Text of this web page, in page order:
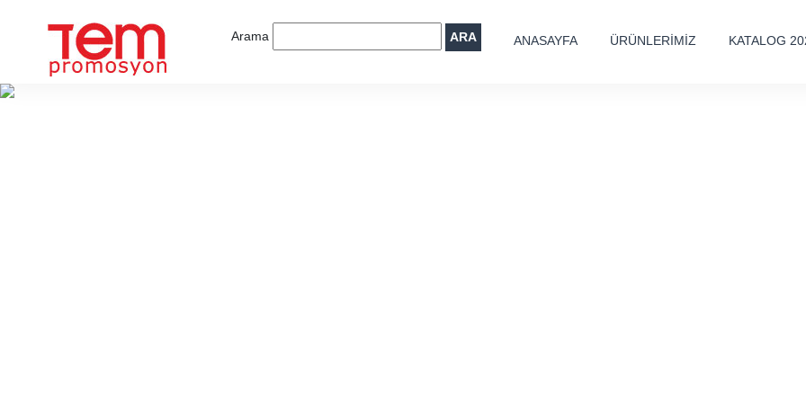
Arama ARA ANASAYFA ÜRÜNLERİMİZ KATALOG